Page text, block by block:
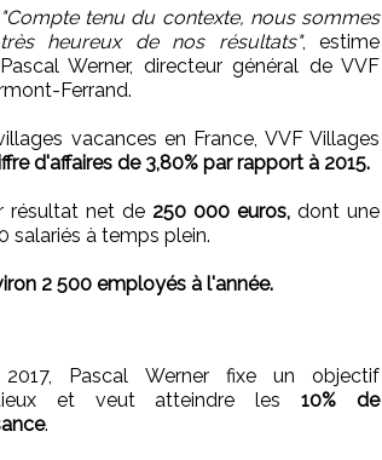
"Compte tenu du contexte, nous sommes
très heureux de nos résultats", estime
Pascal Werner, directeur général de VVF
Ferrand.
vacances en France, VVF Villages
d'affaires de 3,80% par rapport à 2015.
résultat net de 250 000 euros, dont une
salariés à temps plein.
2 500 employés à l'année.
2017, Pascal Werner fixe un objectif
et veut atteindre les10% de
.